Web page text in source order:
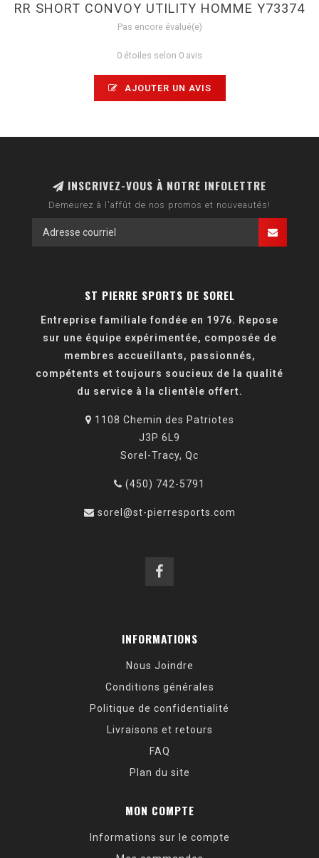
RR SHORT CONVOY UTILITY HOMME Y73374
Pas encore évalué(e)
0 étoiles selon 0 avis
AJOUTER UN AVIS
INSCRIVEZ-VOUS À NOTRE INFOLETTRE
Demeurez à l'affût de nos promos et nouveautés!
ST PIERRE SPORTS DE SOREL
Entreprise familiale fondée en 1976. Repose
sur une équipe expérimentée, composée de
membres accueillants, passionnés,
compétents et toujours soucieux de la qualité
du service à la clientèle offert.
1108 Chemin des Patriotes
J3P 6L9
Sorel-Tracy, Qc
(450) 742-5791
sorel@st-pierresports.com
INFORMATIONS
Nous Joindre
Conditions générales
Politique de confidentialité
Livraisons et retours
FAQ
Plan du site
MON COMPTE
Informations sur le compte